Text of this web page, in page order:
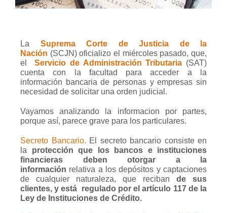
La
Suprema Corte de Justicia de la
Nación (SCJN) oficializo el miércoles pasado, que,
elServicio de Administración Tributaria (SAT)
cuenta con la facultad para acceder a la
información bancaria de personas y empresas sin
necesidad de solicitar una orden judicial.
Vayamos analizando la informacion por partes,
porque así, parece grave para los particulares.
Secreto Bancario. El secreto bancario consiste en
la protección que los bancos e instituciones
financieras deben otorgar a la
información relativa a los depósitos y captaciones
de cualquier naturaleza, que reciban de sus
clientes, y está regulado por el artículo 117 de la
Ley de Instituciones de Crédito.